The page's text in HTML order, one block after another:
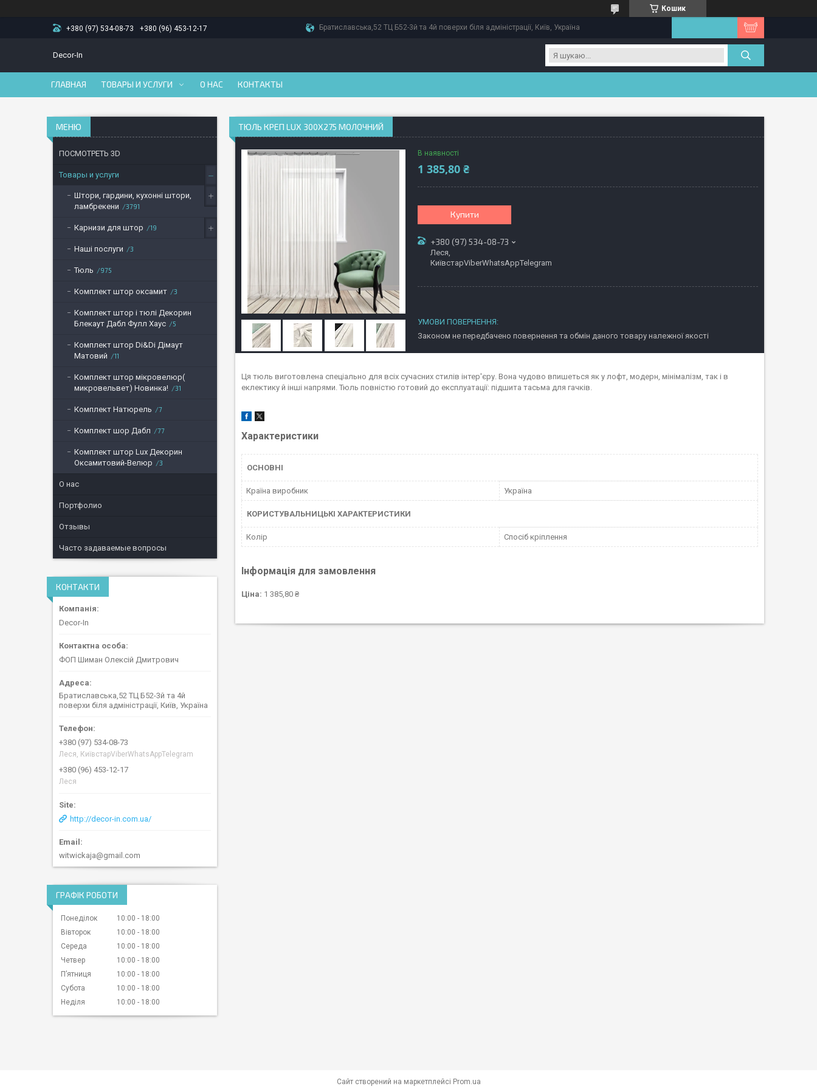
Кошик
+380 (97) 534-08-73 +380 (96) 453-12-17 Братиславська,52 ТЦ Б52-3й та 4й поверхи біля адміністрації, Київ, Україна
Decor-In
ГЛАВНАЯ ТОВАРЫ И УСЛУГИ О НАС КОНТАКТЫ
ТЮЛЬ КРЕП LUX 300Х275 МОЛОЧНИЙ
В наявності
1 385,80 ₴
Купити
+380 (97) 534-08-73
Леся,
КиївстарViberWhatsAppTelegram
Законом не передбачено повернення та обмін даного товару належної якості
Ця тюль виготовлена спеціально для всіх сучасних стилів інтер'єру. Вона чудово впишеться як у лофт, модерн, мінімалізм, так і в
еклектику й інші напрями. Тюль повністю готовий до експлуатації: підшита тасьма для гачків.
Характеристики
ОСНОВНІ
Країна виробник Україна
КОРИСТУВАЛЬНИЦЬКІ ХАРАКТЕРИСТИКИ
Колір Спосіб кріплення
Інформація для замовлення
Ціна: 1 385,80 ₴
ПОСМОТРЕТЬ 3D
Товары и услуги
Штори, гардини, кухонні штори,
ламбрекени
3791
Карнизи для штор 19
Наші послуги 3
Тюль 975
Комплект штор оксамит 3
Комплект штор і тюлі Декорин
Блекаут Дабл Фулл Хаус
5
Комплект штор Di&Di Дімаут
Матовий
11
Комплект штор мікровелюр(
микровельвет) Новинка!
31
Комплект Натюрель 7
Комплект шор Дабл 77
Комплект штор Lux Декорин
Оксамитовий-Велюр
3
О нас
Портфолио
Отзывы
Часто задаваемые вопросы
КОНТАКТИ
Decor-In
ФОП Шиман Олексій Дмитрович
Братиславська,52 ТЦ Б52-3й та 4й
поверхи біля адміністрації, Київ, Україна
+380 (97) 534-08-73
Леся, КиївстарViberWhatsAppTelegram
+380 (96) 453-12-17
Леся
http://decor-in.com.ua/
witwickaja@gmail.com
ГРАФІК РОБОТИ
Понеділок 10:00
18:00
Вівторок
10:00
18:00
Середа
10:00
18:00
Четвер
10:00
18:00
Пʼятниця
10:00
18:00
Субота
10:00
18:00
Неділя
10:00 18:00
Сайт створений на маркетплейсі Prom.ua